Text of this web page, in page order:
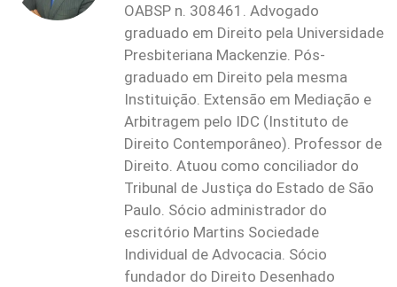
OABSP n. 308461. Advogado
graduado em Direito pela Universidade
Presbiteriana Mackenzie. Pós-
graduado em Direito pela mesma
Instituição. Extensão em Mediação e
Arbitragem pelo IDC (Instituto de
Direito Contemporâneo). Professor de
Direito. Atuou como conciliador do
Tribunal de Justiça do Estado de São
Paulo. Sócio administrador do
escritório Martins Sociedade
Individual de Advocacia. Sócio
fundador do Direito Desenhado